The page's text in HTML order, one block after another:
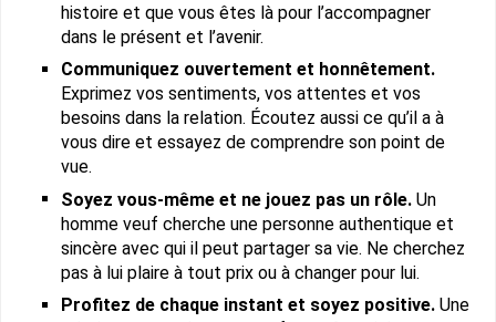
histoire et que vous êtes là pour l’accompagner
dans le présent et l’avenir.
Communiquez ouvertement et honnêtement.
Exprimez vos sentiments, vos attentes et vos
besoins dans la relation. Écoutez aussi ce qu’il a à
vous dire et essayez de comprendre son point de
vue.
Soyez vous-même et ne jouez pas un rôle. Un
homme veuf cherche une personne authentique et
sincère avec qui il peut partager sa vie. Ne cherchez
pas à lui plaire à tout prix ou à changer pour lui.
Profitez de chaque instant et soyez positive.Une